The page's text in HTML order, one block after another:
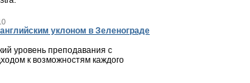
уклоном в Зеленограде
уровень преподавания с
к возможностям каждого